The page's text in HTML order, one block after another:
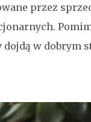
przez
w dobrym